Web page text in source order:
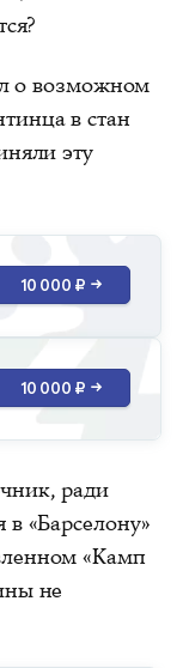
о возможном
в стан
эту
10 000 ₽ →
10 000 ₽ →
ради
в «Барселону»
«Камп
не